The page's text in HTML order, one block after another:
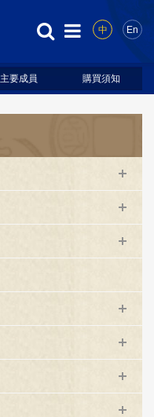
中 En
主要成員 購買須知